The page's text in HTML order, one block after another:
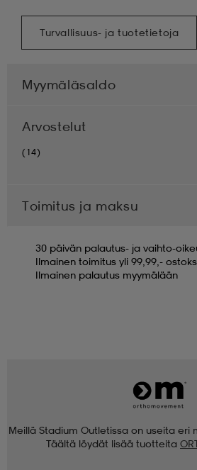
Turvallisuus- ja tuotetietoja
Myymäläsaldo
Arvostelut
(14)
Toimitus ja maksu
30 päivän palautus- ja vaihto-
Ilmainen toimitus yli 99,99,-
Ilmainen palautus myymälään
Meillä Stadium Outletissa on useita eri
Täältä löydät lisää tuotteita